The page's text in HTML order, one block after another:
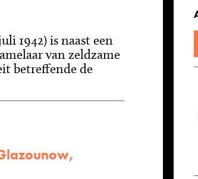
1942) is naast een
van zeldzame
betreffende de